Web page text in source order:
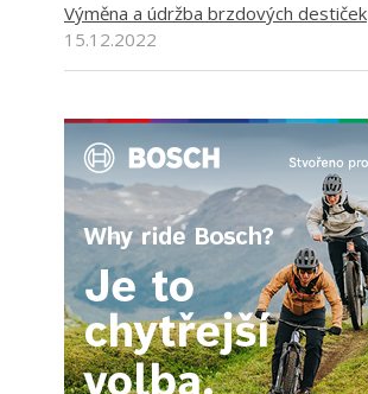
Výměna a údržba brzdových destiček
15.12.2022